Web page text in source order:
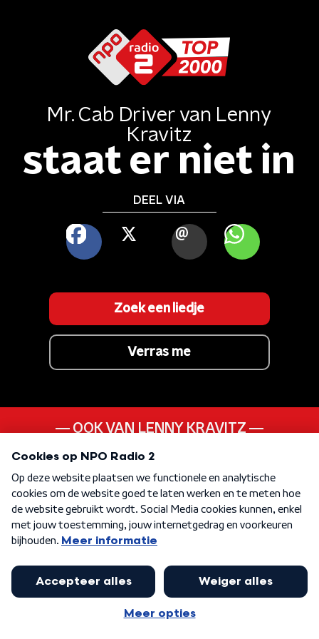
Mr. Cab Driver van Lenny
Kravitz
staat er niet in
DEEL VIA
FACEBOOK
X MAIL WHATSAPP
Zoek een liedje
Verras me
OOK VAN LENNY KRAVITZ
Stand By My Woman
ANDER LIEDJE UIT DE
80s
KEN JE DEZE NOG
I'm Still Standing